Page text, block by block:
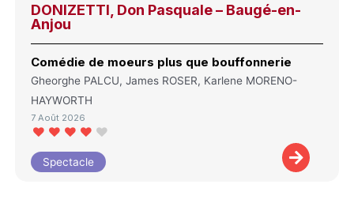
DONIZETTI, Don Pasquale – Baugé-en-
Anjou
Comédie de moeurs plus que bouffonnerie
Gheorghe PALCU, James ROSER, Karlene MORENO-
HAYWORTH
7 Août 2026
Spectacle